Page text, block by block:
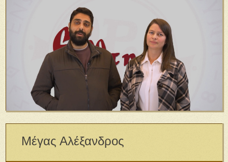
Μέγας Αλέξανδρος